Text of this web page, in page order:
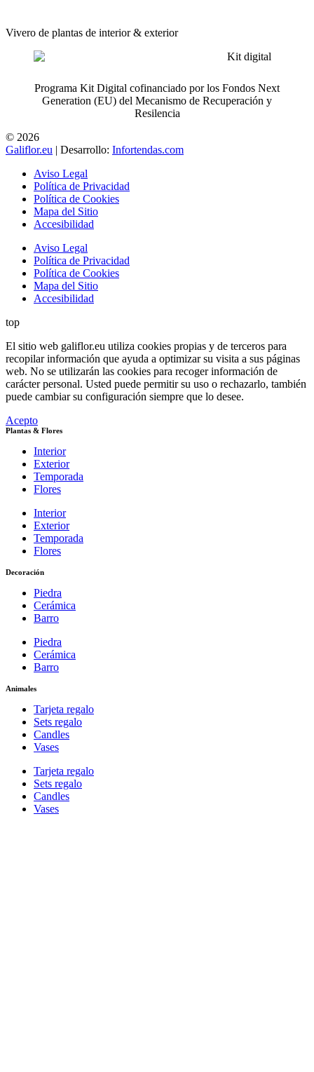
Vivero de plantas de interior & exterior
Programa Kit Digital cofinanciado por los Fondos Next
Generation (EU) del Mecanismo de Recuperación y
Resilencia
© 2026
Galiflor.eu | Desarrollo: Infortendas.com
Aviso Legal
Política de Privacidad
Política de Cookies
Mapa del Sitio
Accesibilidad
Aviso Legal
Política de Privacidad
Política de Cookies
Mapa del Sitio
Accesibilidad
top
El sitio web galiflor.eu utiliza cookies propias y de terceros para
recopilar información que ayuda a optimizar su visita a sus páginas
web. No se utilizarán las cookies para recoger información de
carácter personal. Usted puede permitir su uso o rechazarlo, también
puede cambiar su configuración siempre que lo desee.
Acepto
Plantas & Flores
Interior
Exterior
Temporada
Flores
Interior
Exterior
Temporada
Flores
Decoración
Piedra
Cerámica
Barro
Piedra
Cerámica
Barro
Animales
Tarjeta regalo
Sets regalo
Candles
Vases
Tarjeta regalo
Sets regalo
Candles
Vases